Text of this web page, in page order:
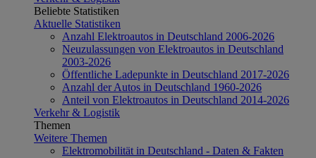
Beliebte Statistiken
Aktuelle Statistiken
Anzahl Elektroautos in Deutschland 2006-2026
Neuzulassungen von Elektroautos in Deutschland
2003-2026
Öffentliche Ladepunkte in Deutschland 2017-2026
Anzahl der Autos in Deutschland 1960-2026
Anteil von Elektroautos in Deutschland 2014-2026
Verkehr & Logistik
Themen
Weitere Themen
Elektromobilität in Deutschland - Daten & Fakten